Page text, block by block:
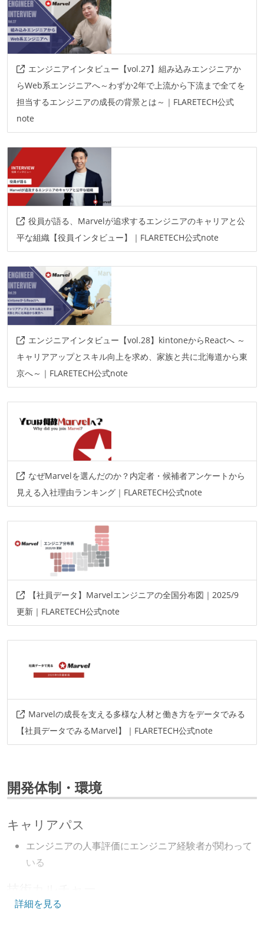
エンジニアインタビュー【vol.27】組み込みエンジニアか
らWeb系エンジニアへ～わずか2年で上流から下流まで全てを
担当するエンジニアの成長の背景とは～｜FLARETECH公式
note
役員が語る、Marvelが追求するエンジニアのキャリアと公
平な組織【役員インタビュー】｜FLARETECH公式note
エンジニアインタビュー【vol.28】kintoneからReactへ ～
キャリアアップとスキル向上を求め、家族と共に北海道から東
京へ～｜FLARETECH公式note
なぜMarvelを選んだのか？内定者・候補者アンケートから
見える入社理由ランキング｜FLARETECH公式note
【社員データ】Marvelエンジニアの全国分布図｜2025/9
更新｜FLARETECH公式note
Marvelの成長を支える多様な人材と働き方をデータでみる
【社員データでみるMarvel】｜FLARETECH公式note
開発体制・環境
キャリアパス
エンジニアの人事評価にエンジニア経験者が関わって
いる
CTO またはそれに準じる、技術やワークフローの標準
詳細を見る